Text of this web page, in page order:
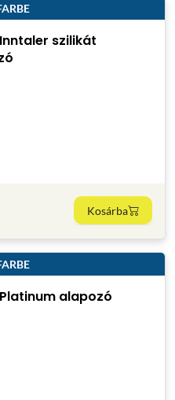
szilikát
Kosárba
alapozó